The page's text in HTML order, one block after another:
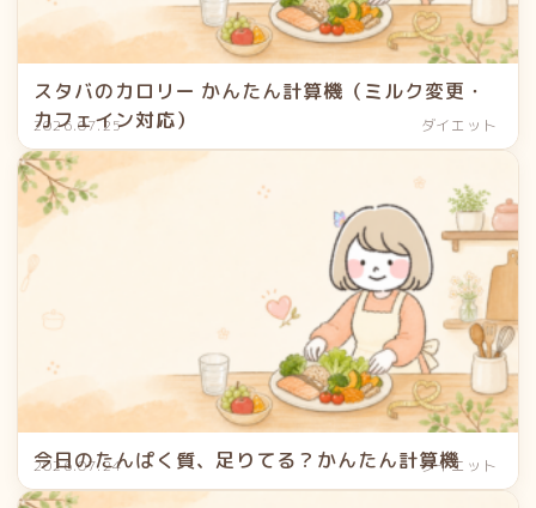
スタバのカロリー かんたん計算機（ミルク変更・
カフェイン対応）
2026.07.25 ダイエット
今日のたんぱく質、足りてる？かんたん計算機
2026.07.24 ダイエット